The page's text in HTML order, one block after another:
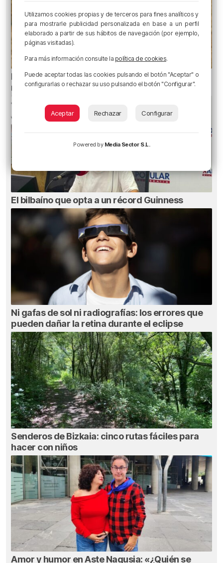
El aviso de los pediatras ante el eclipse: una
mirada puede causar daños irreversibles
El bilbaíno que opta a un récord Guinness
Ni gafas de sol ni radiografías: los errores que
pueden dañar la retina durante el eclipse
Senderos de Bizkaia: cinco rutas fáciles para
hacer con niños
Amor y humor en Aste Nagusia: «¿Quién se
Utilizamos cookies propias y de terceros para fines analíticos y
para mostrarle publicidad personalizada en base a un perfil
elaborado a partir de sus hábitos de navegación (por ejemplo,
páginas visitadas).
Para más información consulte la política de cookies.
Puede aceptar todas las cookies pulsando el botón "Aceptar" o
configurarlas o rechazar su uso pulsando el botón "Configurar".
Aceptar Rechazar Configurar
Powered by Media Sector S.L.